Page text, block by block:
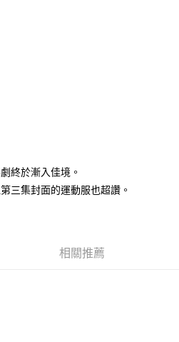
卡、不需儲值。
，即可結帳。
再付款。
付」後，將跳轉至「AFTEE先享後付」
額後，即可完成結帳。
費通知簡訊。
擊此簡訊中的連結，可透過四大超商／
刻繳費，但若您需要取消訂單，請聯絡
之訂單仍視為有效，需透過AFTEE先享
付 」之結帳頁面顯示為準，若有關於
提供之「AFTEE先享後付」服務完成之交
個人資料，並將交易相關給付款項請求債
以下網址：
代理人或監護人之同意方可使用
)免運費
)免運費
)免運費
)免運費
)免運費
終於漸入佳境。
三集封面的運動服也超讚。
相關推薦